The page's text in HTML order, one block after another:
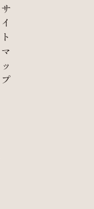
サ
イ
ト
マ
ッ
プ